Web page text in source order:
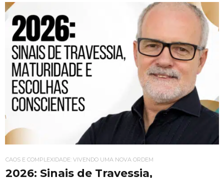
CAOS E COMPLEXIDADE: VIVENDO UMA NOVA ORDEM
2026: Sinais de Travessia,